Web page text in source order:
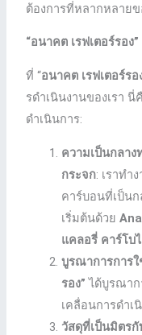
ต้องการที่หลากหลาย
“อนาคต เรฟเตอร์รอง
ที่ “อนาคต เรฟเตอร์รอ
รดําเนินงานของเรา
ดําเนินการ:
ความเป็นกลา
กระจก: เราทํา
คาร์บอนที่เป็นก
เริ่มต้นด้วย
แคลอรี่ คาร์โบ
บูรณาการการ
รอง”ได้บูรณาก
เคลื่อนการดําเ
วัสดุที่เป็นมิตร